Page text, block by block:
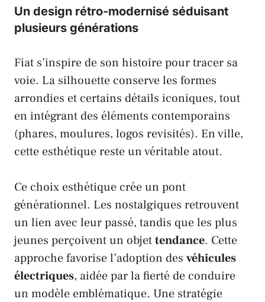
Un design rétro-modernisé séduisant
plusieurs générations
Fiat s’inspire de son histoire pour tracer sa
voie. La silhouette conserve les formes
arrondies et certains détails iconiques, tout
en intégrant des éléments contemporains
(phares, moulures, logos revisités). En ville,
cette esthétique reste un véritable atout.
Ce choix esthétique crée un pont
générationnel. Les nostalgiques retrouvent
un lien avec leur passé, tandis que les plus
jeunes perçoivent un objettendance. Cette
approche favorise l’adoption des véhicules
électriques, aidée par la fierté de conduire
un modèle emblématique. Une stratégie